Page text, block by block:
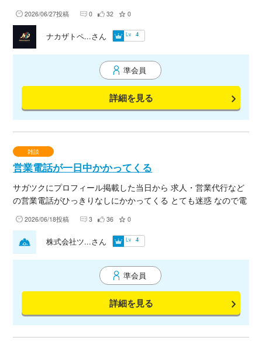
2026/06/27投稿 0 32 0
準会員
詳細を見る
ナカザトペ...さん Lv 4
雑談
営業電話が一日中かかってくる
サガツクにプロフィール掲載した当日から 求人・営業代行など
の営業電話がひっきりなしにかかってくる とても迷惑 なので電
気軽に連絡とれればと思い掲載しましたが 残念
2026/06/18投稿 3 36 0
準会員
詳細を見る
株式会社ツ...さん Lv 4